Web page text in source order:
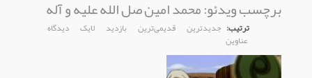
برچسب ویدئو:محمد امین صل الله علیه و آله
ترتیب: جدیدترین قدیمی‌ترین بازدید لایک دیدگاه
عناوین